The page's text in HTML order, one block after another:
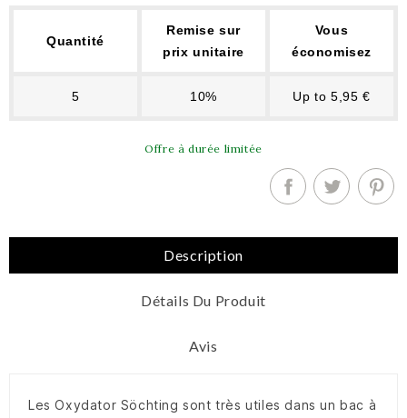
Quantité
Remise sur
prix unitaire
Vous
économisez
5 10% Up to 5,95 €
Offre à durée limitée
Description
Détails Du Produit
Avis
Les Oxydator Söchting sont très utiles dans un bac à